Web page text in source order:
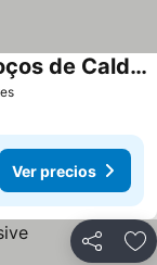
Thermas All Inclusive Resort Poços de Caldas By Nacional Inn
Ver precios
Compartir